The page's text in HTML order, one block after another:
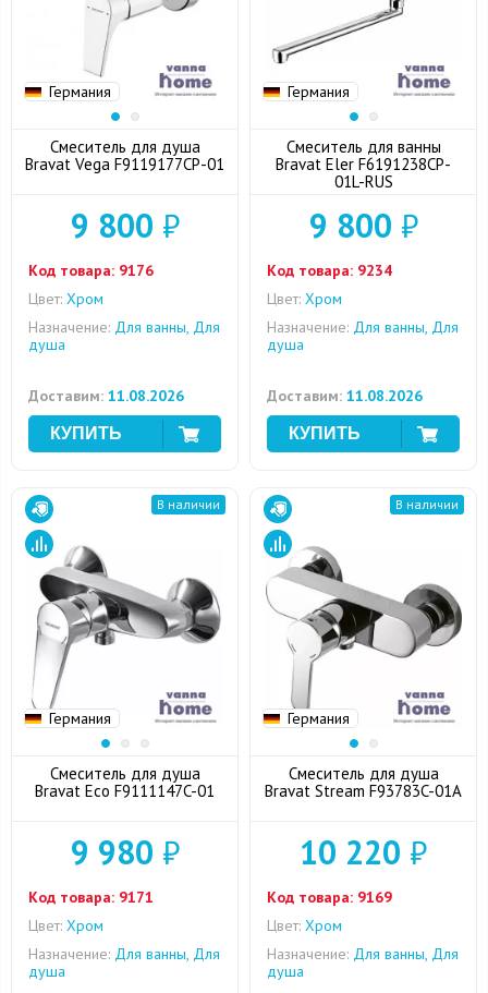
Германия
Смеситель для душа
Bravat Vega F9119177CP-01
9 800 ₽
Код товара: 9176
Цвет: Хром
Назначение: Для ванны, Для
душа
Доставим: 11.08.2026
Германия
Смеситель для ванны
Bravat Eler F6191238CP-
01L-RUS
9 800 ₽
Код товара: 9234
Цвет: Хром
Назначение: Для ванны, Для
душа
Доставим: 11.08.2026
Германия
В наличии
Смеситель для душа
Bravat Eco F9111147C-01
9 980 ₽
Код товара: 9171
Цвет: Хром
Назначение: Для ванны, Для
душа
Германия
В наличии
Смеситель для душа
Bravat Stream F93783C-01A
10 220 ₽
Код товара: 9169
Цвет: Хром
Назначение: Для ванны, Для
душа